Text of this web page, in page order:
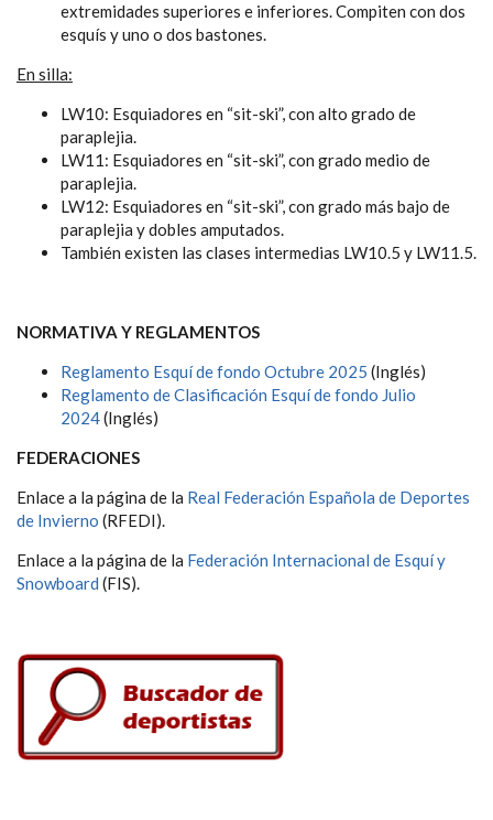
extremidades superiores e inferiores. Compiten con dos
esquís y uno o dos bastones.
En silla:
LW10: Esquiadores en “sit-ski”, con alto grado de
paraplejia.
LW11: Esquiadores en “sit-ski”, con grado medio de
paraplejia.
LW12: Esquiadores en “sit-ski”, con grado más bajo de
paraplejia y dobles amputados.
También existen las clases intermedias LW10.5 y LW11.5.
NORMATIVA Y REGLAMENTOS
Reglamento Esquí de fondo Octubre 2025 (Inglés)
Reglamento de Clasificación Esquí de fondo Julio
2024(Inglés)
FEDERACIONES
Enlace a la página de la Real Federación Española de Deportes
de Invierno (RFEDI).
Enlace a la página de la Federación Internacional de Esquí y
Snowboard (FIS).